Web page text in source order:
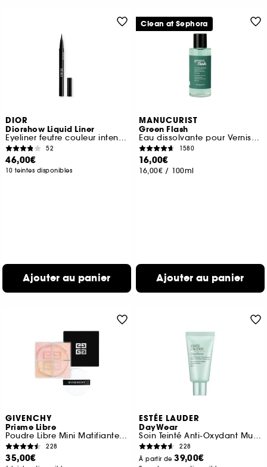
DIOR
Diorshow Liquid Liner
Eyeliner feutre couleur intense et waterproof
52
46,00€
10 teintes disponibles
Ajouter au panier
MANUCURIST
Green Flash
Eau dissolvante pour Vernis Green Flash
1580
16,00€
16,00€ / 100ml
Ajouter au panier
Clean at Sephora
GIVENCHY
Prisme Libre
Poudre Libre Mini Matifiante, Correctrice et Lumineuse
228
35,00€
ESTÉE LAUDER
DayWear
Soin Teinté Anti-Oxydant Multi-Protection SPF 15
228
À partir de39,00€